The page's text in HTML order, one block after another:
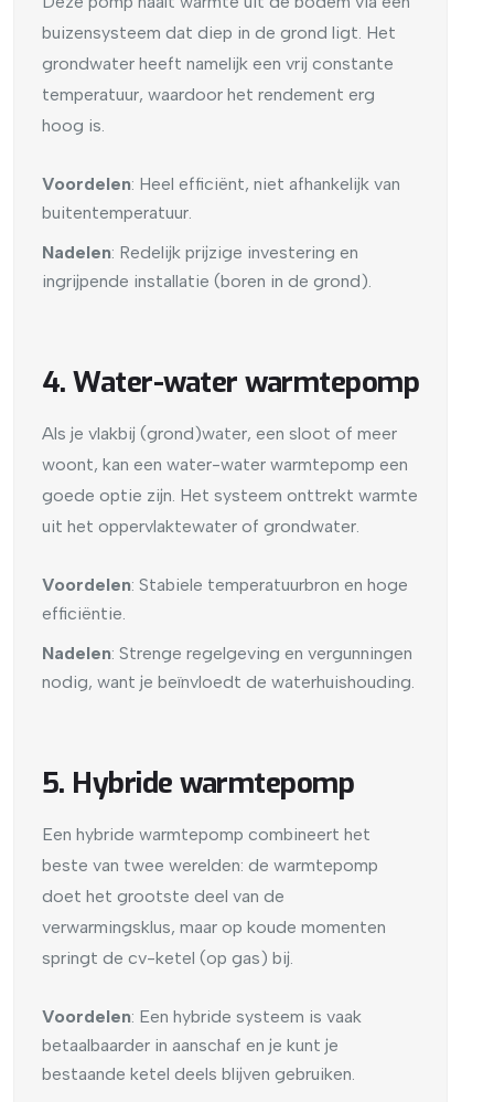
buizensysteem dat diep in de grond ligt. Het
grondwater heeft namelijk een vrij constante
temperatuur, waardoor het rendement erg
hoog is.
Voordelen: Heel efficiënt, niet afhankelijk van
buitentemperatuur.
Nadelen: Redelijk prijzige investering en
ingrijpende installatie (boren in de grond).
4. Water-water warmtepomp
Als je vlakbij (grond)water, een sloot of meer
woont, kan een water-water warmtepomp een
goede optie zijn. Het systeem onttrekt warmte
uit het oppervlaktewater of grondwater.
Voordelen: Stabiele temperatuurbron en hoge
efficiëntie.
Nadelen: Strenge regelgeving en vergunningen
nodig, want je beïnvloedt de waterhuishouding.
5. Hybride warmtepomp
Een hybride warmtepomp combineert het
beste van twee werelden: de warmtepomp
doet het grootste deel van de
verwarmingsklus, maar op koude momenten
springt de cv-ketel (op gas) bij.
Voordelen: Een hybride systeem is vaak
betaalbaarder in aanschaf en je kunt je
bestaande ketel deels blijven gebruiken.